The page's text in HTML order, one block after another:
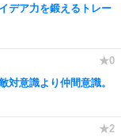
デア力を鍛えるトレー
対意識より仲間意識。